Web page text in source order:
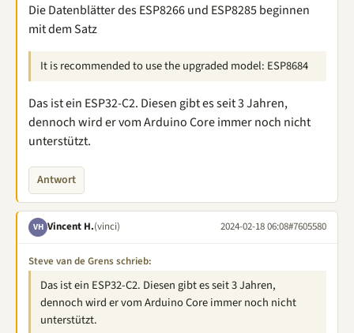
Die Datenblätter des ESP8266 und ESP8285 beginnen
mit dem Satz
It is recommended to use the upgraded model: ESP8684
Das ist ein ESP32-C2. Diesen gibt es seit 3 Jahren,
dennoch wird er vom Arduino Core immer noch nicht
unterstützt.
Antwort
VH Vincent H.(vinci) 2024-02-18 06:08#7605580
Steve van de Grens schrieb:
Das ist ein ESP32-C2. Diesen gibt es seit 3 Jahren,
dennoch wird er vom Arduino Core immer noch nicht
unterstützt.